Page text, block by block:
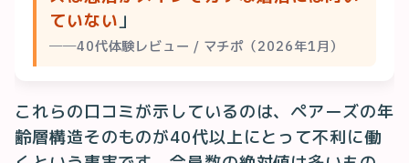
ていない 」
──40代体験レビュー / マチポ（2026年1月）
これらの口コミが示しているのは、ペアーズの年
齢層構造そのものが40代以上にとって不利に働